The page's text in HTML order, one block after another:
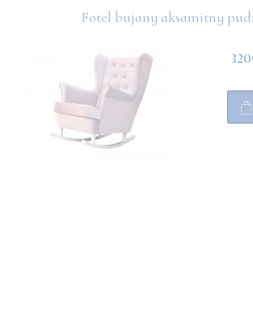
Fotel bujany aksamitny